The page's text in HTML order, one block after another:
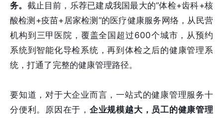
务。 截止目前，乐荐已建成我国最大的“体检+齿科+核
酸检测+疫苗+居家检测”的医疗健康服务网络，从民营
机构到三甲医院，覆盖全国超过600个城市，从预约
系统到智能化导检系统，再到体检之后的健康管理系
统，打通了完整的健康管理路径。
要知道，对于大企业而言，一站式的健康管理服务十
分便利。原因在于， 企业规模越大，员工的健康管理